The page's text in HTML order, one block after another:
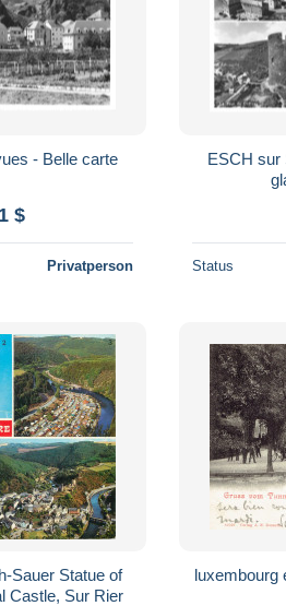
$
Privatperson
ESCH sur Sûre : Multi-
Status
Sauer Statue of
Castle, Sur Rier
luxembourg